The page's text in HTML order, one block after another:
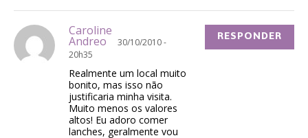
Caroline
Andreo
30/10/2010 -
20h35
Realmente um local muito
bonito, mas isso não
justificaria minha visita.
Muito menos os valores
altos! Eu adoro comer
lanches, geralmente vou
RESPONDER